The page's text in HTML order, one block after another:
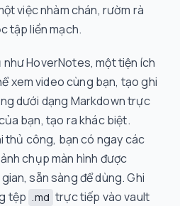
việc nhàm chán, rườm rà
tập liền mạch.
HoverNotes, một tiện ích
xem video cùng bạn, tạo ghi
dưới dạng Markdown trực
bạn, tạo ra khác biệt.
thủ công, bạn có ngay các
chụp màn hình được
sẵn sàng để dùng. Ghi
tệp .md trực tiếp vào vault